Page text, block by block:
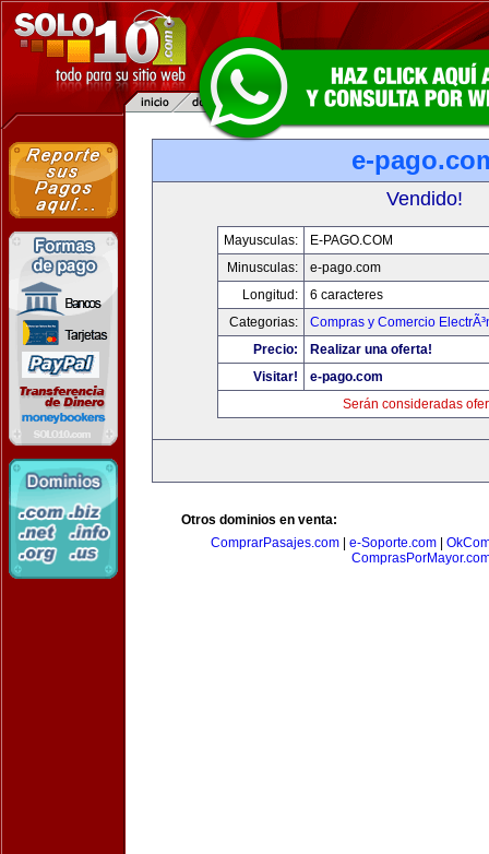
e-
Vendido!
Mayusculas:
E-PAGO.COM
Minusculas:
e-pago.com
Longitud:
6 caracteres
Categorias:
Compras y Comercio
Precio:
Realizar una oferta!
Visitar!
e-pago.com
Serán consideradas
Otros dominios en venta:
ComprarPasajes.com
e-Soporte.com